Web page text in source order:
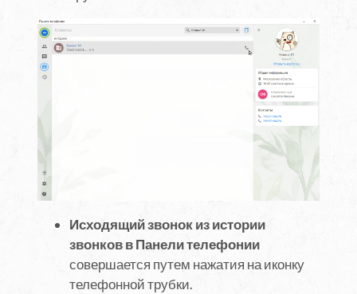
Исходящий звонок из истории
звонков в Панели телефонии
совершается путем нажатия на иконку
телефонной трубки.